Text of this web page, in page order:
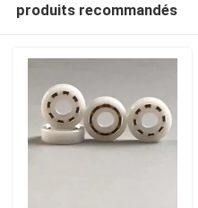
produits recommandés